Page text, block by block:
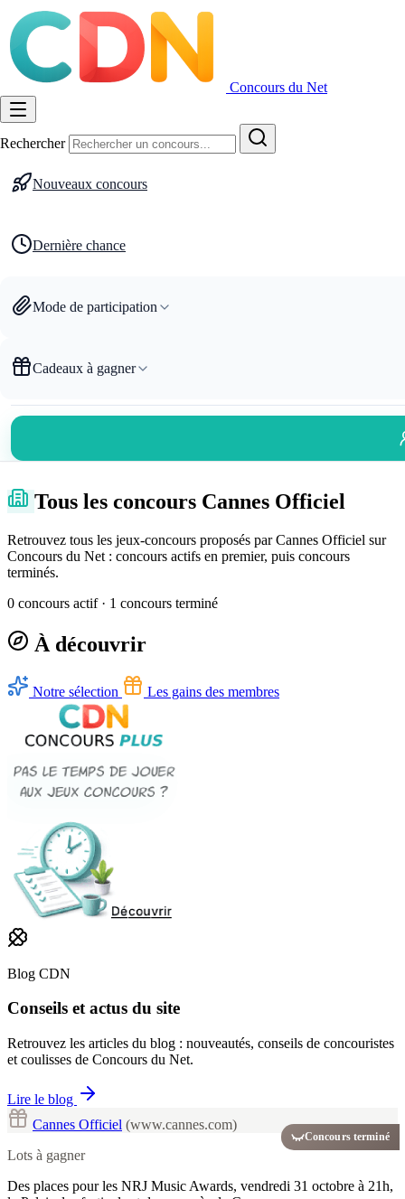
Concours du Net
Rechercher
Nouveaux concours
Dernière chance
Mode de participation
Cadeaux à gagner
Tous les concours Cannes Officiel
Retrouvez tous les jeux-concours proposés par Cannes Officiel sur
Concours du Net : concours actifs en premier, puis concours
terminés.
0 concours actif · 1 concours terminé
À découvrir
Notre sélection Les gains des membres
Blog CDN
Conseils et actus du site
Retrouvez les articles du blog : nouveautés, conseils de concouristes
et coulisses de Concours du Net.
Lire le blog
Concours terminé
Cannes Officiel (www.cannes.com)
Lots à gagner
Des places pour les NRJ Music Awards, vendredi 31 octobre à 21h,